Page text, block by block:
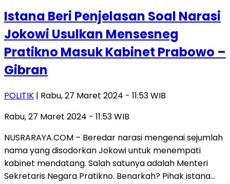
Istana Beri Penjelasan Soal Narasi
Jokowi Usulkan Mensesneg
Pratikno Masuk Kabinet Prabowo –
Gibran
POLITIK | Rabu, 27 Maret 2024 - 11:53 WIB
Rabu, 27 Maret 2024 - 11:53 WIB
NUSRARAYA.COM – Beredar narasi mengenai sejumlah
nama yang disodorkan Jokowi untuk menempati
kabinet mendatang. Salah satunya adalah Menteri
Sekretaris Negara Pratikno. Benarkah? Pihak istana…